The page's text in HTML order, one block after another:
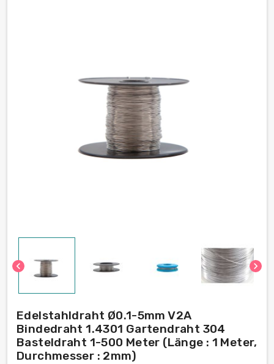
chevron_left chevron_right
Edelstahldraht Ø0.1-5mm V2A
Bindedraht 1.4301 Gartendraht 304
Basteldraht 1-500 Meter (Länge : 1 Meter,
Durchmesser : 2mm)